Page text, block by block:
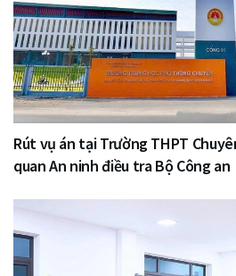
Rút vụ án tại Trường THPT
quan An ninh điều tra Bộ Công an